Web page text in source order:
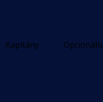
Kapitány Opcionális